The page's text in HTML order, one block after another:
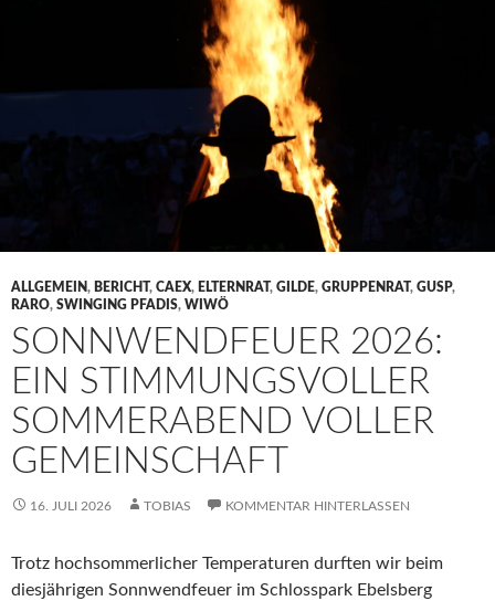
ALLGEMEIN, BERICHT, CAEX, ELTERNRAT, GILDE, GRUPPENRAT, GUSP,
RARO, SWINGING PFADIS, WIWÖ
SONNWENDFEUER 2026:
EIN STIMMUNGSVOLLER
SOMMERABEND VOLLER
GEMEINSCHAFT
16. JULI 2026 TOBIAS KOMMENTAR HINTERLASSEN
Trotz hochsommerlicher Temperaturen durften wir beim
diesjährigen Sonnwendfeuer im Schlosspark Ebelsberg